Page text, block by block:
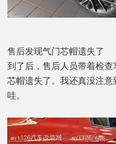
售后发现气门芯帽遗失了
到了后，售后人员带着检
芯帽遗失了。我还真没注
哇。